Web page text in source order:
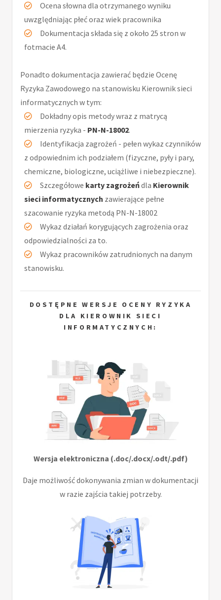
Ocena słowna dla otrzymanego wyniku
uwzględniając płeć oraz wiek pracownika
Dokumentacja składa się z około 25 stron w
fotmacie A4.
Ponadto dokumentacja zawierać będzie Ocenę
Ryzyka Zawodowego na stanowisku Kierownik sieci
informatycznych w tym:
Dokładny opis metody wraz z matrycą
mierzenia ryzyka - PN-N-18002.
Identyfikacja zagrożeń - pełen wykaz czynników
z odpowiednim ich podziałem (fizyczne, pyły i pary,
chemiczne, biologiczne, uciążliwe i niebezpieczne).
Szczegółowe karty zagrożeńdla Kierownik
sieci informatycznych zawierające pełne
szacowanie ryzyka metodą PN-N-18002
Wykaz działań korygujących zagrożenia oraz
odpowiedzialności za to.
Wykaz pracowników zatrudnionych na danym
stanowisku.
DOSTĘPNE WERSJE OCENY RYZYKA
DLA KIEROWNIK SIECI
INFORMATYCZNYCH:
Wersja elektroniczna (.doc/.docx/.odt/.pdf)
Daje możliwość dokonywania zmian w dokumentacji
w razie zajścia takiej potrzeby.